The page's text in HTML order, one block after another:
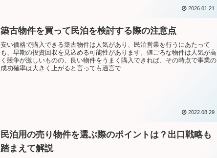
2026.01.21
築古物件を買って民泊を検討する際の注意点
安い価格で購入できる築古物件は人気があり、民泊営業を行うにあたって
も、早期の投資回収を見込める可能性があります。値ごろな物件は人気が高
く競争が激しいものの、良い物件をうまく購入できれば、その時点で事業の
成功確率は大きく上がると言っても過言で...
2022.08.29
民泊用の売り物件を選ぶ際のポイントは？出口戦略も
踏まえて解説